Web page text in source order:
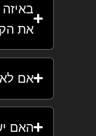
את
אם
האם